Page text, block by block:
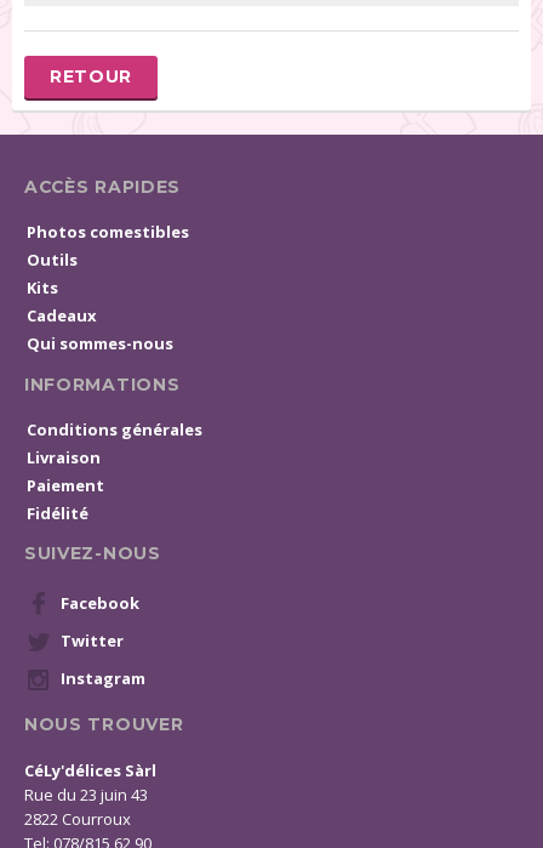
RETOUR
ACCÈS RAPIDES
Photos comestibles
Outils
Kits
Cadeaux
Qui sommes-nous
INFORMATIONS
Conditions générales
Livraison
Paiement
Fidélité
SUIVEZ-NOUS
Facebook
Twitter
Instagram
NOUS TROUVER
CéLy'délices Sàrl
Rue du 23 juin 43
2822 Courroux
Tel: 078/815 62 90